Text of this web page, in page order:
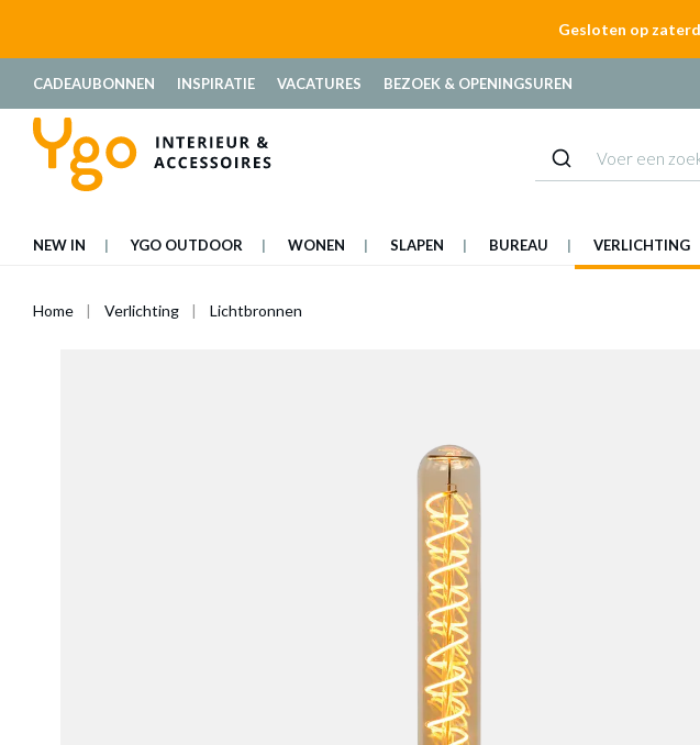
Gesloten op
CADEAUBONNEN INSPIRATIE VACATURES BEZOEK & OPENINGSUREN
NEW IN YGO OUTDOOR WONEN SLAPEN BUREAU VERLICHTING
Home Verlichting Lichtbronnen